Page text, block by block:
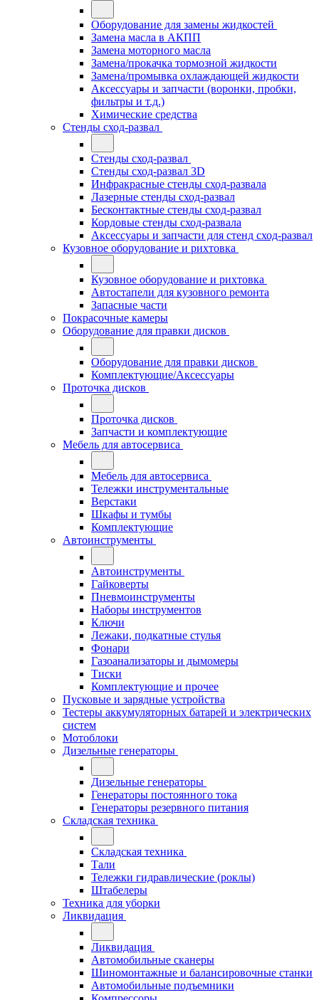
Оборудование для замены жидкостей
Замена масла в АКПП
Замена моторного масла
Замена/прокачка тормозной жидкости
Замена/промывка охлаждающей жидкости
Аксессуары и запчасти (воронки, пробки,
фильтры и т.д.)
Химические средства
Стенды сход-развал
Стенды сход-развал
Стенды сход-развал 3D
Инфракрасные стенды сход-развала
Лазерные стенды сход-развал
Бесконтактные стенды сход-развал
Кордовые стенды сход-развала
Аксессуары и запчасти для стенд сход-развал
Кузовное оборудование и рихтовка
Кузовное оборудование и рихтовка
Автостапели для кузовного ремонта
Запасные части
Покрасочные камеры
Оборудование для правки дисков
Оборудование для правки дисков
Комплектующие/Аксессуары
Проточка дисков
Проточка дисков
Запчасти и комплектующие
Мебель для автосервиса
Мебель для автосервиса
Тележки инструментальные
Верстаки
Шкафы и тумбы
Комплектующие
Автоинструменты
Автоинструменты
Гайковерты
Пневмоинструменты
Наборы инструментов
Ключи
Лежаки, подкатные стулья
Фонари
Газоанализаторы и дымомеры
Тиски
Комплектующие и прочее
Пусковые и зарядные устройства
Тестеры аккумуляторных батарей и электрических
систем
Мотоблоки
Дизельные генераторы
Дизельные генераторы
Генераторы постоянного тока
Генераторы резервного питания
Складская техника
Складская техника
Тали
Тележки гидравлические (роклы)
Штабелеры
Техника для уборки
Ликвидация
Ликвидация
Автомобильные сканеры
Шиномонтажные и балансировочные станки
Автомобильные подъемники